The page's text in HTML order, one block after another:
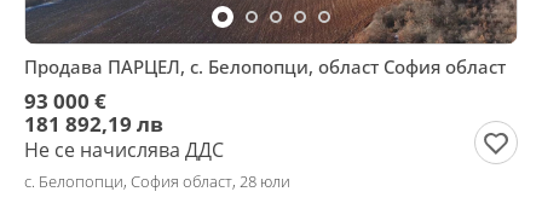
Продава ПАРЦЕЛ, с. Белопопци, област София област
93 000 €
181 892,19 лв
Не се начислява ДДС
с. Белопопци, София област, 28 юли